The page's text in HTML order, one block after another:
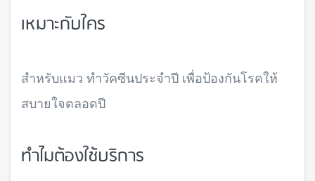
เหมาะกับใคร
สำหรับแมว ทำวัคซีนประจำปี เพื่อป้องกันโรคให้
สบายใจตลอดปี
ทำไมต้องใช้บริการ